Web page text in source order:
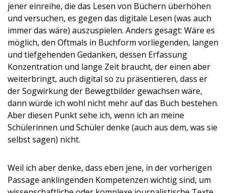
jener einreihe, die das Lesen von Büchern überhöhen
und versuchen, es gegen das digitale Lesen (was auch
immer das wäre) auszuspielen. Anders gesagt: Wäre es
möglich, den Oftmals in Buchform vorliegenden, langen
und tiefgehenden Gedanken, dessen Erfassung
Konzentration und lange Zeit braucht, der einen aber
weiterbringt, auch digital so zu präsentieren, dass er
der Sogwirkung der Bewegtbilder gewachsen wäre,
dann würde ich wohl nicht mehr auf das Buch bestehen.
Aber diesen Punkt sehe ich, wenn ich an meine
Schülerinnen und Schüler denke (auch aus dem, was sie
selbst sagen) nicht.
Weil ich aber denke, dass eben jene, in der vorherigen
Passage anklingenden Kompetenzen wichtig sind, um